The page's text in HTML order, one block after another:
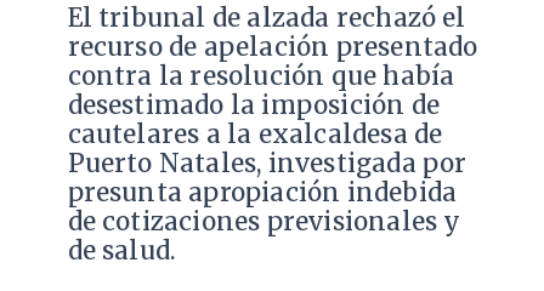
​El tribunal de alzada rechazó el
recurso de apelación presentado
contra la resolución que había
desestimado la imposición de
cautelares a la exalcaldesa de
Puerto Natales, investigada por
presunta apropiación indebida
de cotizaciones previsionales y
de salud.